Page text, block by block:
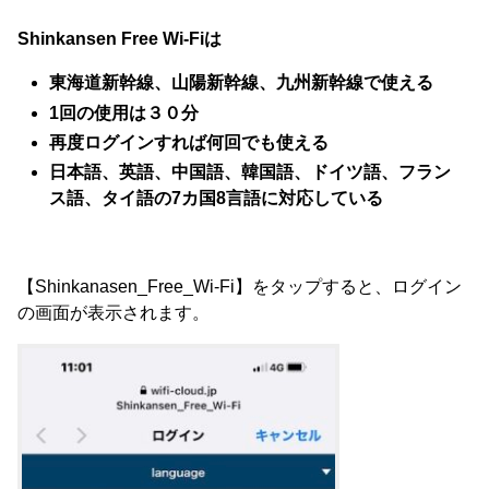
Shinkansen Free Wi-Fiは
東海道新幹線、山陽新幹線、九州新幹線で使える
1回の使用は３０分
再度ログインすれば何回でも使える
日本語、英語、中国語、韓国語、ドイツ語、フラン
ス語、タイ語の7カ国8言語に対応している
【Shinkanasen_Free_Wi-Fi】をタップすると、ログイン
の画面が表示されます。